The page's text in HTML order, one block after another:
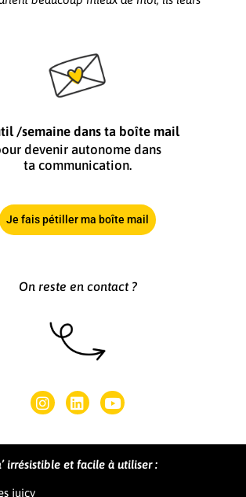
/semaine dans ta boîte mail
devenir autonome dans
ta communication.
Je fais pétiller ma boîte mail
On reste en contact ?
irrésistible et facile à utiliser :
juicy